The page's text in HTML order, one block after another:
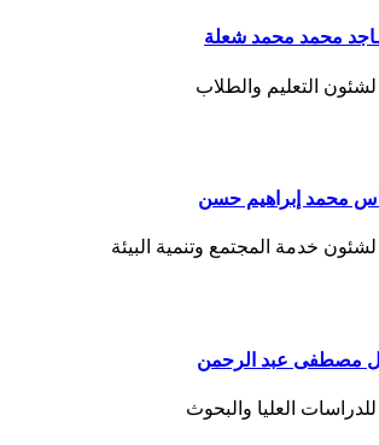
محمد محمد شعلة
التعليم والطلاب
محمد إبراهيم حسن
خدمة المجتمع وتنمية البيئة
مصطفى عبد الرحمن
العليا والبحوث